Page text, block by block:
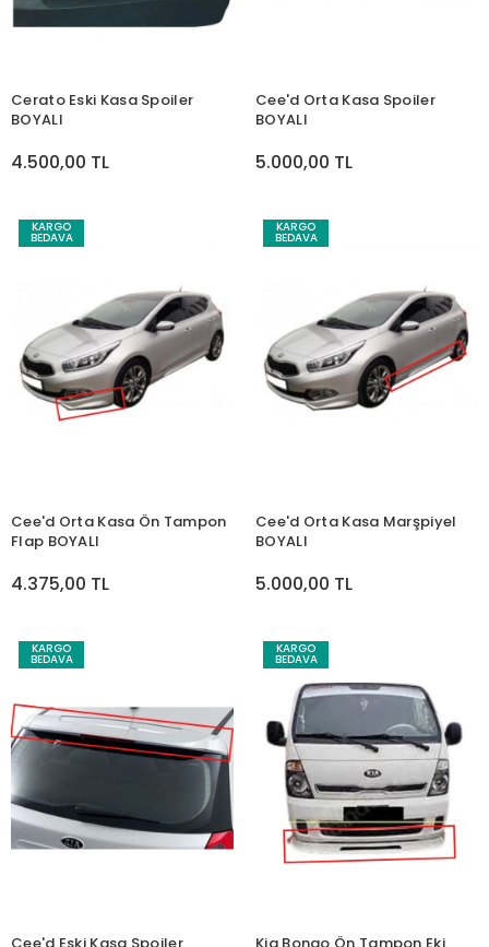
Cerato Eski Kasa Spoiler
BOYALI
4.500,00 TL
Cee'd Orta Kasa Spoiler
BOYALI
5.000,00 TL
KARGO
BEDAVA
Cee'd Orta Kasa Ön Tampon
Flap BOYALI
4.375,00 TL
KARGO
BEDAVA
Cee'd Orta Kasa Marşpiyel
BOYALI
5.000,00 TL
KARGO
BEDAVA
KARGO
BEDAVA